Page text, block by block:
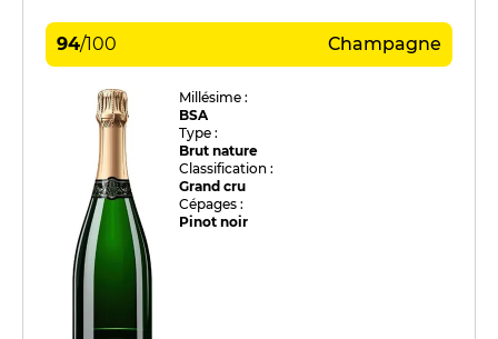
94/100 Champagne
Millésime :
BSA
Type :
Brut nature
Classification :
Grand cru
Cépages :
Pinot noir